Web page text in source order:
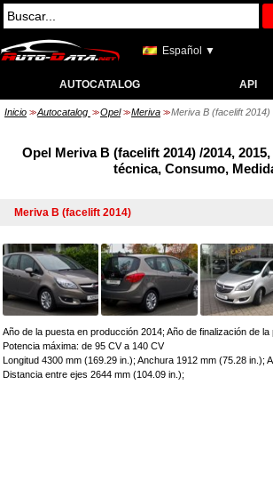
Español ▼
AUTOCATALOG API
Inicio >> Autocatalog >> Opel >> Meriva >> Meriva B (facelift 2014)
Opel Meriva B (facelift 2014) /2014,
técnica, Consumo,
Año de la puesta en producción 2014; Año de finalización de
Potencia máxima: de 95 CV a 140 CV
Longitud 4300 mm (169.29 in.); Anchura 1912 mm (75.28 in.);
Distancia entre ejes 2644 mm (104.09 in.);